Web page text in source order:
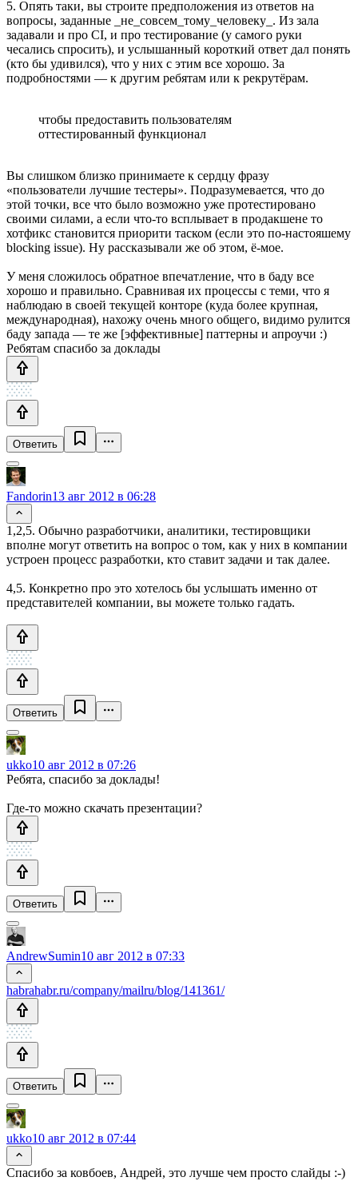
5. Опять таки, вы строите предположения из ответов на
вопросы, заданные _не_совсем_тому_человеку_. Из зала
задавали и про CI, и про тестирование (у самого руки
чесались спросить), и услышанный короткий ответ дал понять
(кто бы удивился), что у них с этим все хорошо. За
подробностями — к другим ребятам или к рекрутёрам.
чтобы предоставить пользователям
оттестированный функционал
Вы слишком близко принимаете к сердцу фразу
«пользователи лучшие тестеры». Подразумевается, что до
этой точки, все что было возможно уже протестировано
своими силами, а если что-то всплывает в продакшене то
хотфикс становится приорити таском (если это по-настояшему
blocking issue). Ну рассказывали же об этом, ё-мое.
У меня сложилось обратное впечатление, что в баду все
хорошо и правильно. Сравнивая их процессы с теми, что я
наблюдаю в своей текущей конторе (куда более крупная,
международная), нахожу очень много общего, видимо рулится
баду запада — те же [эффективные] паттерны и апроучи :)
Ребятам спасибо за доклады
Ответить
Fandorin13 авг 2012 в 06:28
1,2,5. Обычно разработчики, аналитики, тестировщики
вполне могут ответить на вопрос о том, как у них в компании
устроен процесс разработки, кто ставит задачи и так далее.
4,5. Конкретно про это хотелось бы услышать именно от
представителей компании, вы можете только гадать.
Ответить
ukko10 авг 2012 в 07:26
Ребята, спасибо за доклады!
Где-то можно скачать презентации?
Ответить
AndrewSumin10 авг 2012 в 07:33
habrahabr.ru/company/mailru/blog/141361/
Ответить
ukko10 авг 2012 в 07:44
Спасибо за ковбоев, Андрей, это лучше чем просто слайды :-)